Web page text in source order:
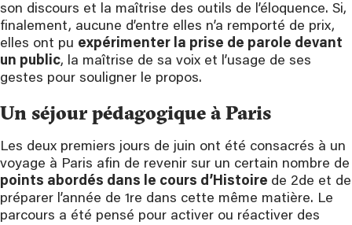
son discours et la maîtrise des outils de l’éloquence. Si,
finalement, aucune d’entre elles n’a remporté de prix,
elles ont pu expérimenter la prise de parole devant
un public, la maîtrise de sa voix et l’usage de ses
gestes pour souligner le propos.
Un séjour pédagogique à Paris
Les deux premiers jours de juin ont été consacrés à un
voyage à Paris afin de revenir sur un certain nombre de
points abordés dans le cours d’Histoire de 2de et de
préparer l’année de 1re dans cette même matière. Le
parcours a été pensé pour activer ou réactiver des